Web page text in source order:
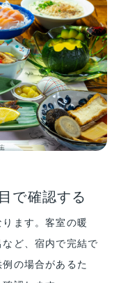
で確認する
ます。客室の暖
ど、宿内で完結で
の場合があるた